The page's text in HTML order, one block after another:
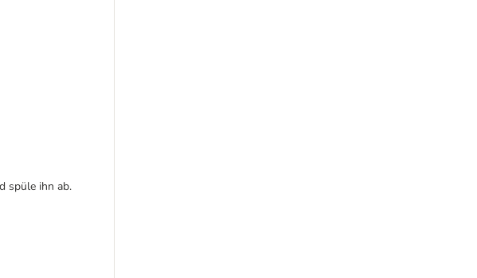
spüle ihn ab.